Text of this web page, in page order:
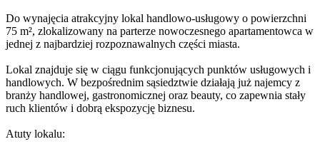
Do wynajęcia atrakcyjny lokal handlowo-usługowy o powierzchni
75 m², zlokalizowany na parterze nowoczesnego apartamentowca w
jednej z najbardziej rozpoznawalnych części miasta.
Lokal znajduje się w ciągu funkcjonujących punktów usługowych i
handlowych. W bezpośrednim sąsiedztwie działają już najemcy z
branży handlowej, gastronomicznej oraz beauty, co zapewnia stały
ruch klientów i dobrą ekspozycję biznesu.
Atuty lokalu: